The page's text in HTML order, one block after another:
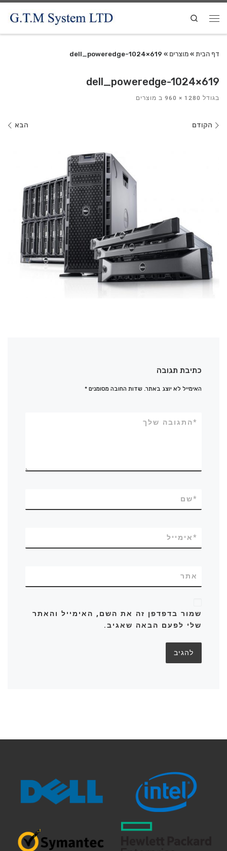
Search
דף הבית »מוצרים »
dell_poweredge-1024×619
dell_poweredge-1024×619
בגודל ב מוצרים
ניווטהקודם הבא
כתיבת תגובה
האימייל לא יוצג באתר. שדות החובה מסומנים*
התגובה שלך*
שם*
אימייל*
אתר
שמור בדפדפן זה את השם, האימייל והאתר
שלי לפעם הבאה שאגיב.